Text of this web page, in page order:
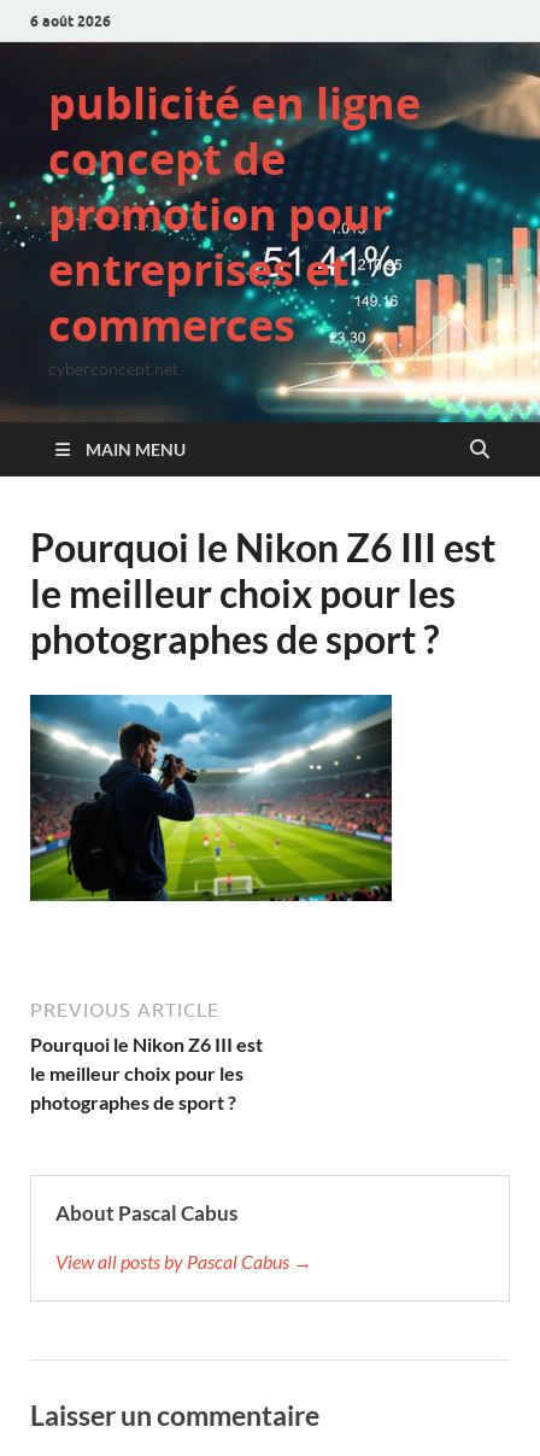
6 août 2026
publicité en ligne
concept de
promotion pour
entreprises et
commerces
cyberconcept.net
MAIN MENU
Pourquoi le Nikon Z6 III est
le meilleur choix pour les
photographes de sport ?
PREVIOUS ARTICLE
Pourquoi le Nikon Z6 III est
le meilleur choix pour les
photographes de sport ?
About Pascal Cabus
View all posts by Pascal Cabus →
Laisser un commentaire